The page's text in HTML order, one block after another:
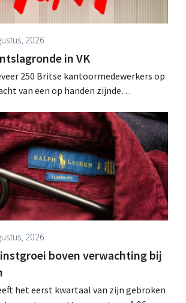
2026
in VK
250 Britse kantoormedewerkers op
van een op handen zijnde
eerdere ingrepen in Nederland, België
al honderden jobs verloren gingen.
2026
boven verwachting bij
het eerst kwartaal van zijn gebroken